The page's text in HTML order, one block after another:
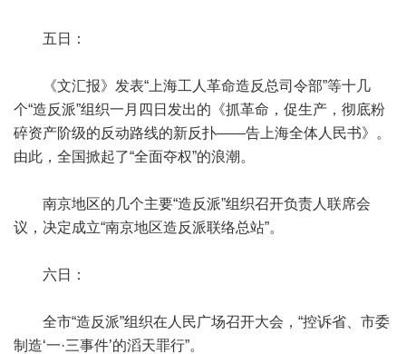
五日：
《文汇报》发表“上海工人革命造反总司令部”等十几
个“造反派”组织一月四日发出的《抓革命，促生产，彻底粉
碎资产阶级的反动路线的新反扑——告上海全体人民书》。
由此，全国掀起了“全面夺权”的浪潮。
南京地区的几个主要“造反派”组织召开负责人联席会
议，决定成立“南京地区造反派联络总站”。
六日：
全市“造反派”组织在人民广场召开大会，“控诉省、市委
制造‘一·三事件’的滔天罪行”。